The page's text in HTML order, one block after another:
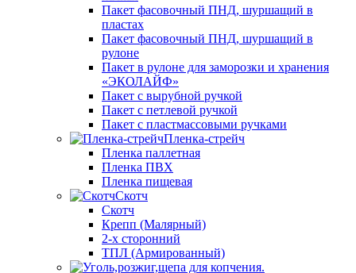
Пакет фасовочный ПНД, шуршащий в
пластах
Пакет фасовочный ПНД, шуршащий в
рулоне
Пакет в рулоне для заморозки и хранения
«ЭКОЛАЙФ»
Пакет с вырубной ручкой
Пакет с петлевой ручкой
Пакет с пластмассовыми ручками
Пленка-стрейч
Пленка паллетная
Пленка ПВХ
Пленка пищевая
Скотч
Скотч
Крепп (Малярный)
2-х сторонний
ТПЛ (Армированный)